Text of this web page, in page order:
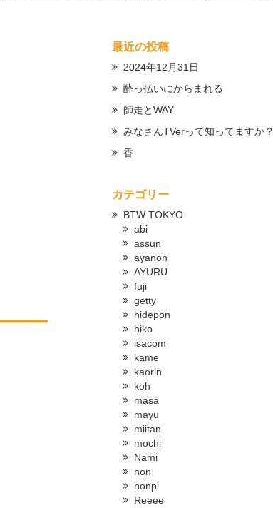
最近の投稿
2024年12月31日
酔っ払いにからまれる
師走とWAY
みなさんTVerって知ってますか？
香
カテゴリー
BTW TOKYO
abi
assun
ayanon
AYURU
fuji
getty
hidepon
hiko
isacom
kame
kaorin
koh
masa
mayu
miitan
mochi
Nami
non
nonpi
Reeee